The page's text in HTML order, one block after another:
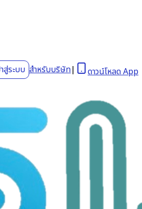
สู่ระบบ สำหรับบริษัท| ดาวน์โหลด App